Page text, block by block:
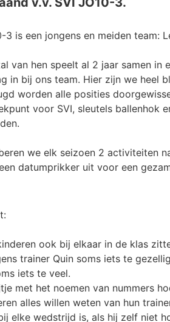
3 is een jongens en meiden team:
van hen speelt al 2 jaar samen
in bij ons team. Hier zijn we heel
worden alle posities
voor SVI, sleutels ballenhok
we elk seizoen 2 activiteiten
datumprikker uit voor een
ook bij elkaar in de klas
trainer Quin soms iets te
iets te veel.
met het noemen van nummers
alles willen weten van hun
elke wedstrijd is, als hij zelf niet